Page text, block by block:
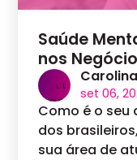
Saúde
nos
set 06,
Como é o seu
dos
sua área de